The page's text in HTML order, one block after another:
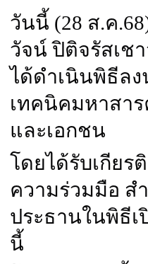
วันนี้ (28 ส.ค
วัจน์ ปิติจรัสเช
ได้ดำเนินพิธีลง
เทคนิคมหาสา
และเอกชน
โดยได้รับเกียร
ความร่วมมือ ส
ประธานในพิธี
นี้